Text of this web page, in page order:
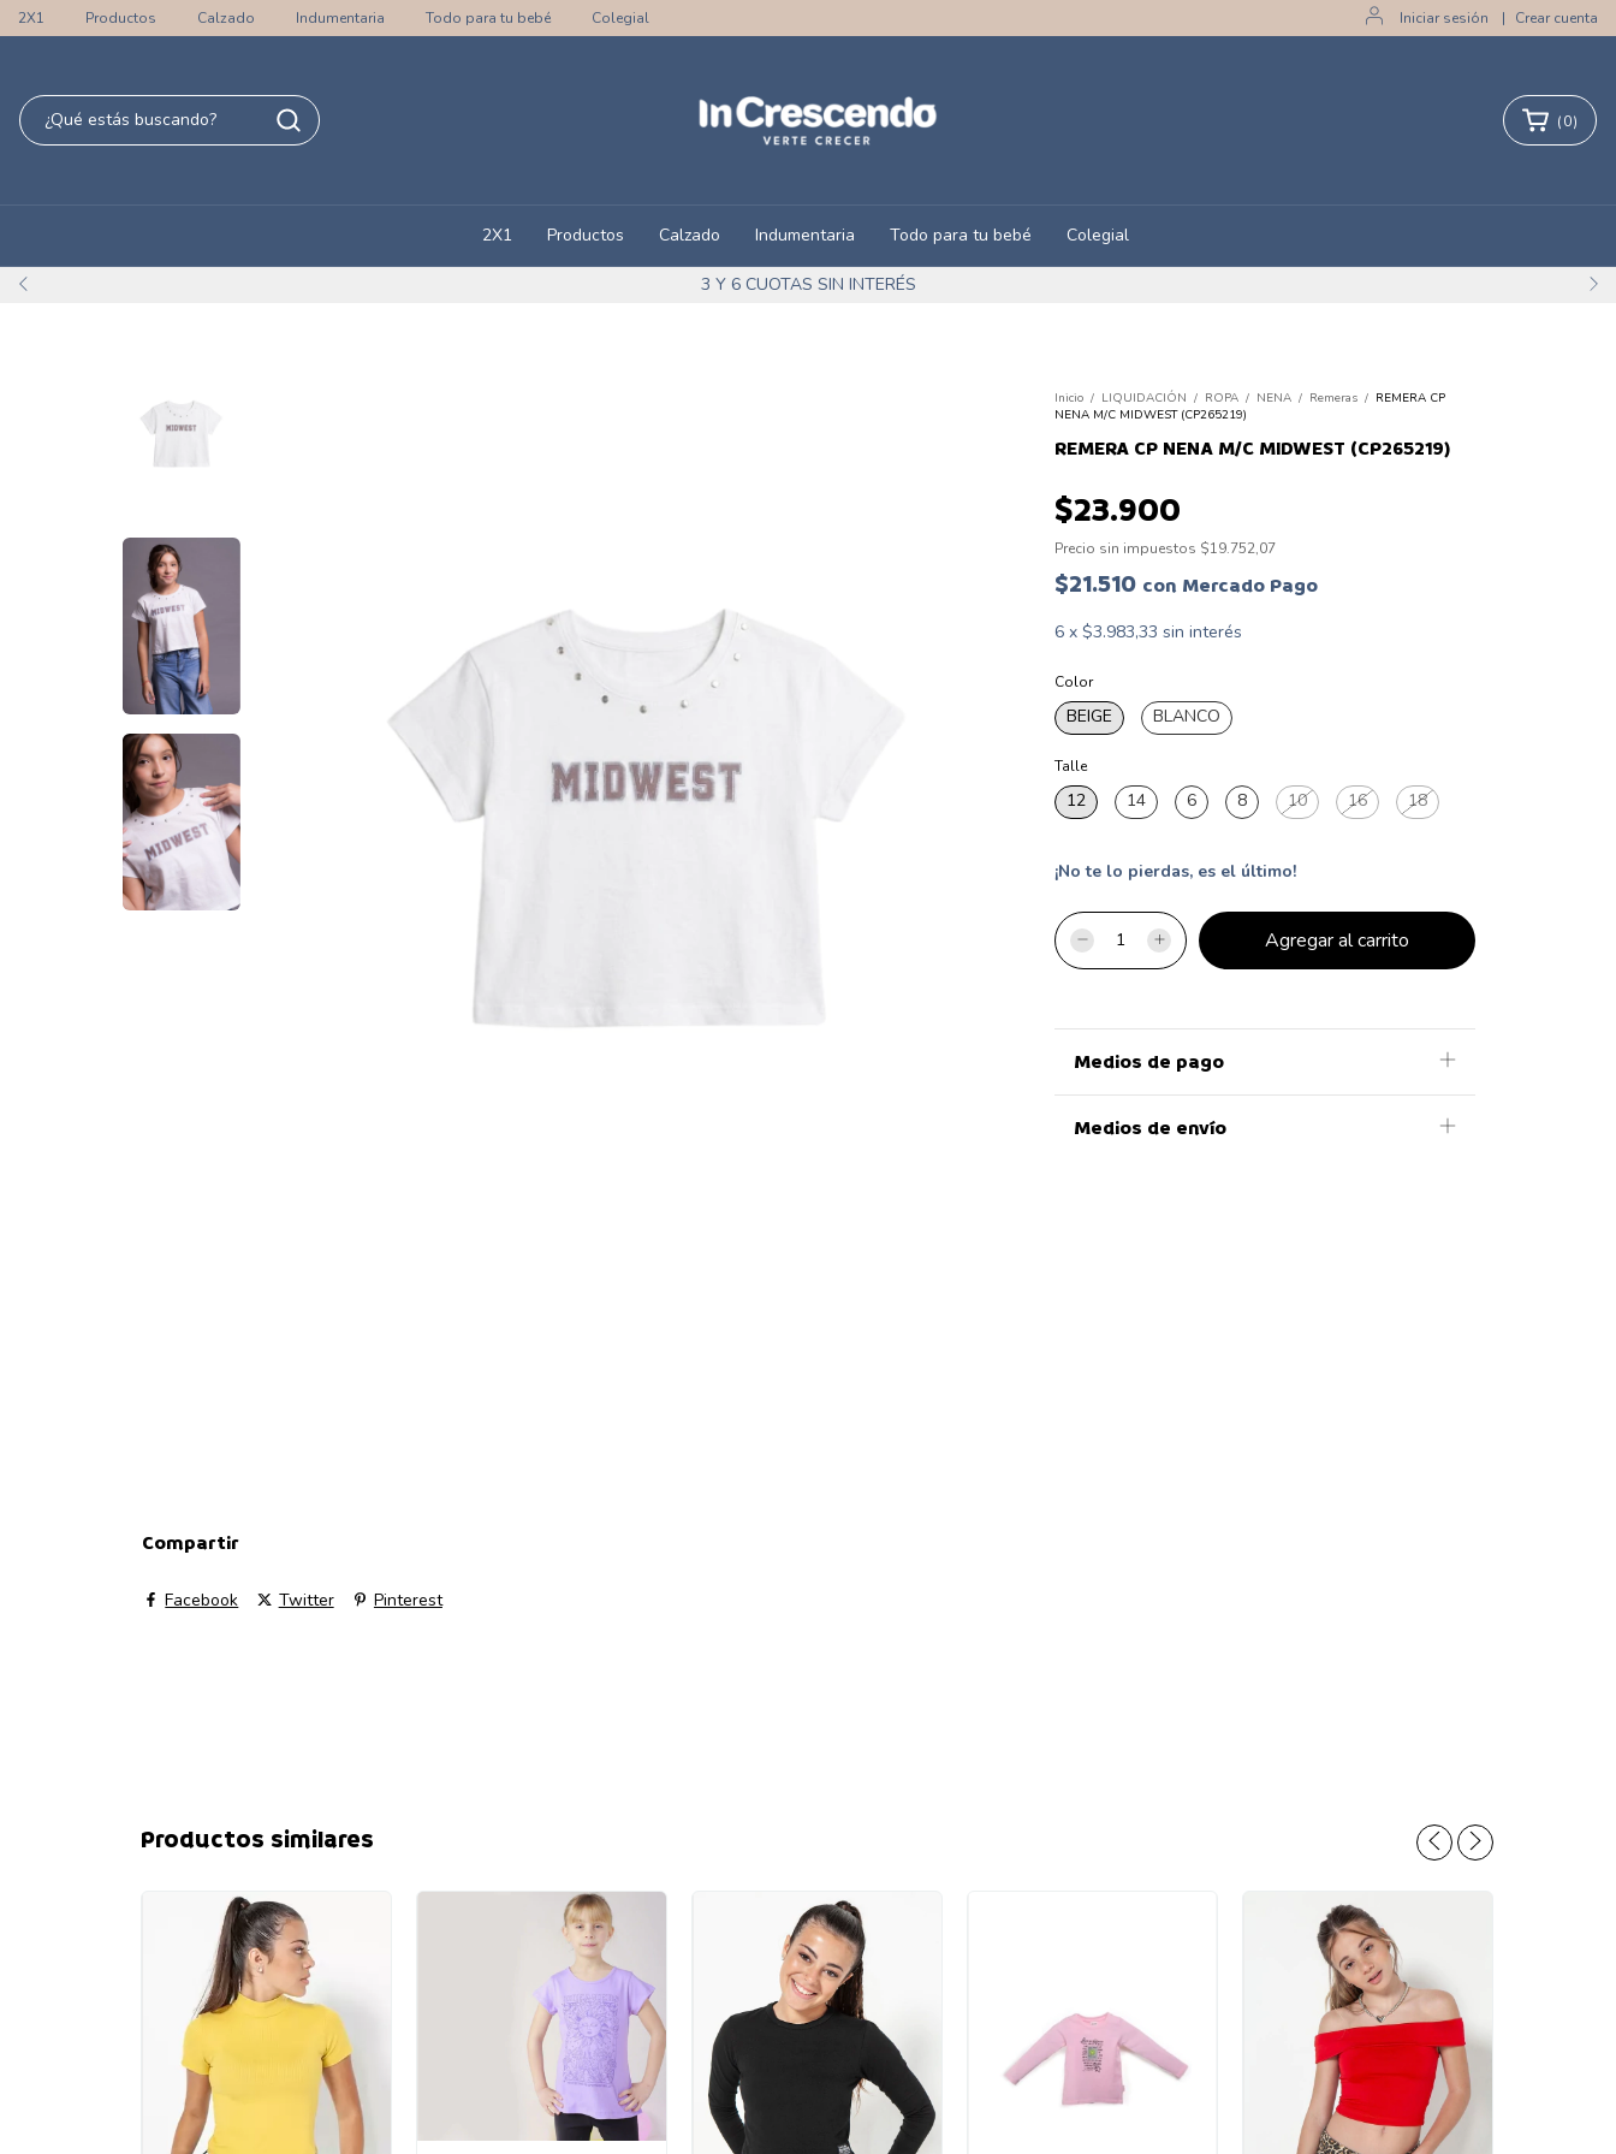
2X1 Productos Calzado Indumentaria Todo para tu bebé Colegial Iniciar sesión | Crear cuenta
3 Y 6 CUOTAS SIN INTERÉS
(0)
2X1 Productos Calzado Indumentaria Todo para tu bebé Colegial
Inicio / LIQUIDACIÓN / ROPA / NENA / Remeras / REMERA CP
NENA M/C MIDWEST (CP265219)
REMERA CP NENA M/C MIDWEST (CP265219)
$23.900
Precio sin impuestos $19.752,07
$21.510 con Mercado Pago
6 x $3.983,33 sin interés
Color
BEIGE BLANCO
Talle
12 14 6 8 10 16 18
¡No te lo pierdas, es el último!
Medios de pago
Medios de envío
Compartir
Facebook Twitter Pinterest
Productos similares